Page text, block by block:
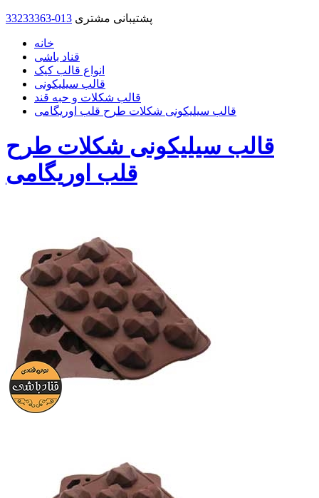
33233363-013 پشتیبانی مشتری
خانه
قناد باشی
انواع قالب کیک
قالب سیلیکونی
قالب شکلات و حبه قند
قالب سیلیکونی شکلات طرح قلب اوریگامی
قالب سیلیکونی شکلات طرح
قلب اوریگامی